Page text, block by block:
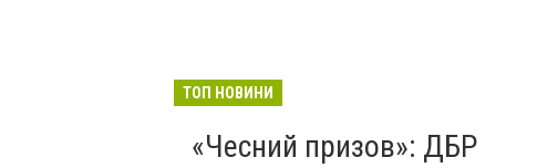
ТОП НОВИНИ
«Чесний призов»: ДБР